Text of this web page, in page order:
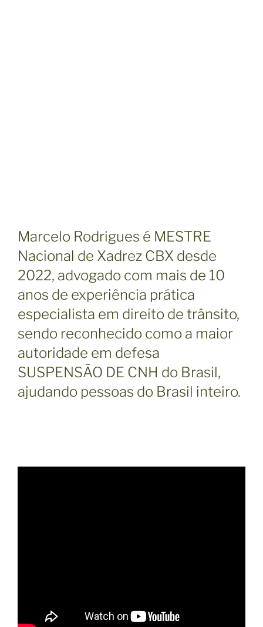
Marcelo Rodrigues é MESTRE
Nacional de Xadrez CBX desde
2022, advogado com mais de 10
anos de experiência prática
especialista em direito de trânsito,
sendo reconhecido como a maior
autoridade em defesa
SUSPENSÃO DE CNH do Brasil,
ajudando pessoas do Brasil inteiro.